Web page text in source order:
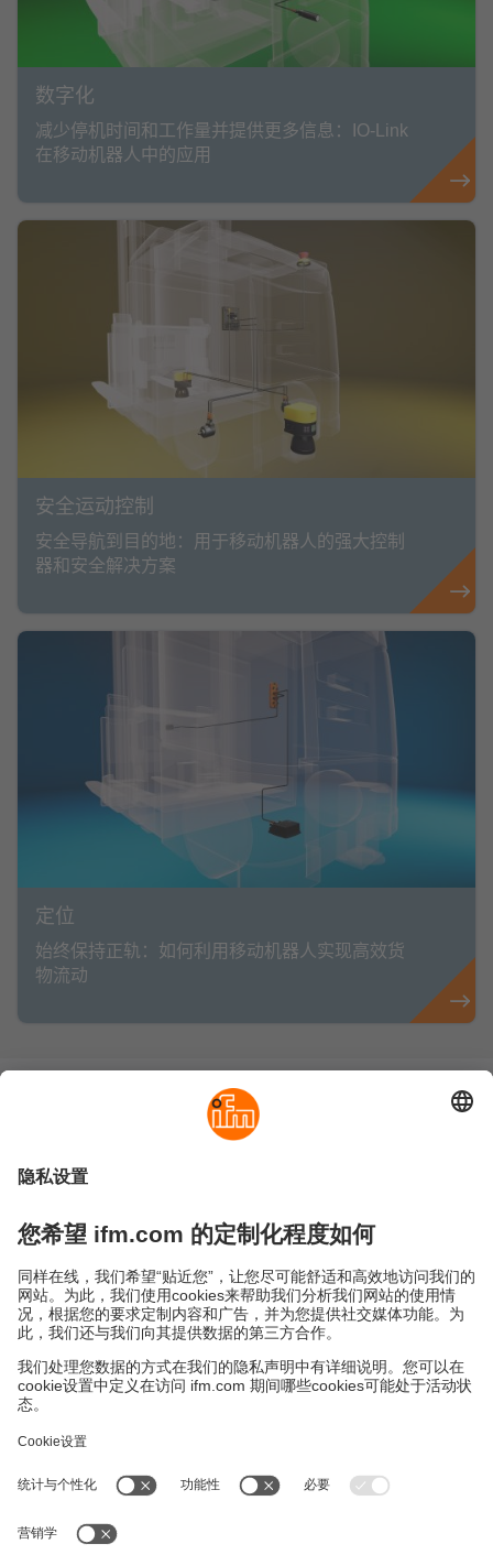
数字化
减少停机时间和工作量并提供更多信息：IO-Link
在移动机器人中的应用
安全运动控制
安全导航到目的地：用于移动机器人的强大控制
器和安全解决方案
定位
始终保持正轨：如何利用移动机器人实现高效货
物流动
地点 (EN)
隐私政策
易福门电子(上海)有限公司
上海市浦东新区
盛夏路61弄1号楼6层
邮编: 201203
总机: 021 3813 4800
电子邮箱:info.cn@ifm.com
沪ICP备19047231号-1
沪公网安备31011502010310号
工作时间：
（节假日除外）